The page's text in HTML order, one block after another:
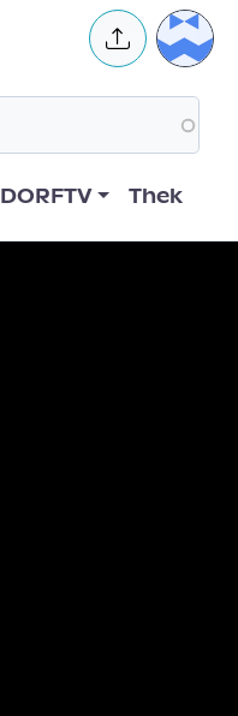
User
DORFTV Thek